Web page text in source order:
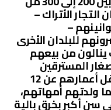
الأتراك –
–
للبلدان الأخرى
من بيعهم
المسترقين
والمسترقات الذين تقل أعمارهم عن 12
ولدتهم أمهاتهم،
سن أكبر بخرق بالية